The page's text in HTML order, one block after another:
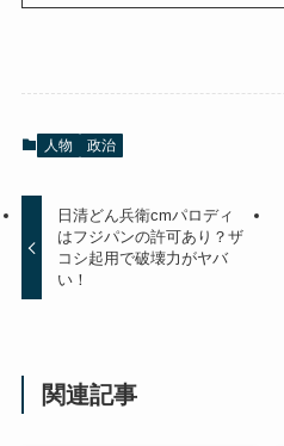
人物 政治
日清どん兵衛cmパロディ
はフジパンの許可あり？ザ
コシ起用で破壊力がヤバ
い！
関連記事